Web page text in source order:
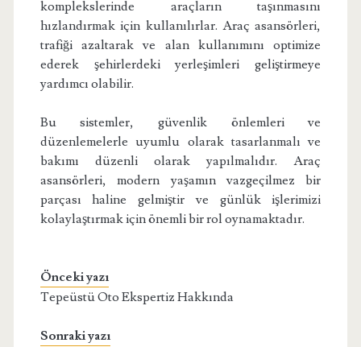
komplekslerinde araçların taşınmasını
hızlandırmak için kullanılırlar. Araç asansörleri,
trafiği azaltarak ve alan kullanımını optimize
ederek şehirlerdeki yerleşimleri geliştirmeye
yardımcı olabilir.
Bu sistemler, güvenlik önlemleri ve
düzenlemelerle uyumlu olarak tasarlanmalı ve
bakımı düzenli olarak yapılmalıdır. Araç
asansörleri, modern yaşamın vazgeçilmez bir
parçası haline gelmiştir ve günlük işlerimizi
kolaylaştırmak için önemli bir rol oynamaktadır.
Önceki yazı
Tepeüstü Oto Ekspertiz Hakkında
Sonraki yazı